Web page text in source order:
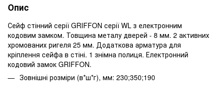
Опис
Сейф стінний серії GRIFFON серії WL з електронним
кодовим замком. Товщина металу дверей - 8 мм. 2 активних
хромованих ригеля 25 мм. Додаткова арматура для
кріплення сейфа в стіні. 1 знімна полиця. Електронний
кодовий замок GRIFFON.
Зовнішні розміри (в*ш*г), мм: 230;350;190